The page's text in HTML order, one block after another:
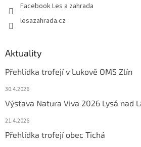
Facebook Les a zahrada
lesazahrada.cz
Aktuality
Přehlídka trofejí v Lukově OMS Zlín
30.4.2026
Výstava Natura Viva 2026 Lysá nad
21.4.2026
Přehlídka trofejí obec Tichá